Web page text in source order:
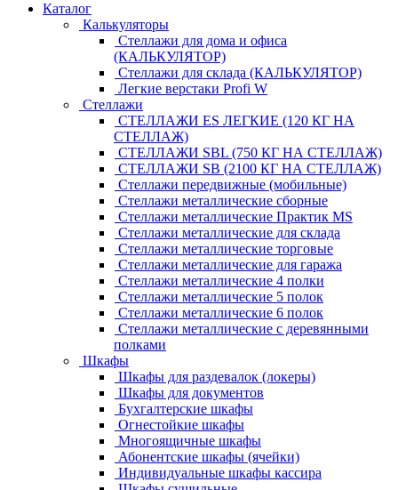
Каталог
Калькуляторы
Стеллажи для дома и офиса
(КАЛЬКУЛЯТОР)
Стеллажи для склада (КАЛЬКУЛЯТОР)
Легкие верстаки Profi W
Стеллажи
СТЕЛЛАЖИ ES ЛЕГКИЕ (120 КГ НА
СТЕЛЛАЖ)
СТЕЛЛАЖИ SBL (750 КГ НА СТЕЛЛАЖ)
СТЕЛЛАЖИ SB (2100 КГ НА СТЕЛЛАЖ)
Стеллажи передвижные (мобильные)
Стеллажи металлические сборные
Стеллажи металлические Практик MS
Стеллажи металлические для склада
Стеллажи металлические торговые
Стеллажи металлические для гаража
Стеллажи металлические 4 полки
Стеллажи металлические 5 полок
Стеллажи металлические 6 полок
Стеллажи металлические с деревянными
полками
Шкафы
Шкафы для раздевалок (локеры)
Шкафы для документов
Бухгалтерские шкафы
Огнестойкие шкафы
Многоящичные шкафы
Абонентские шкафы (ячейки)
Индивидуальные шкафы кассира